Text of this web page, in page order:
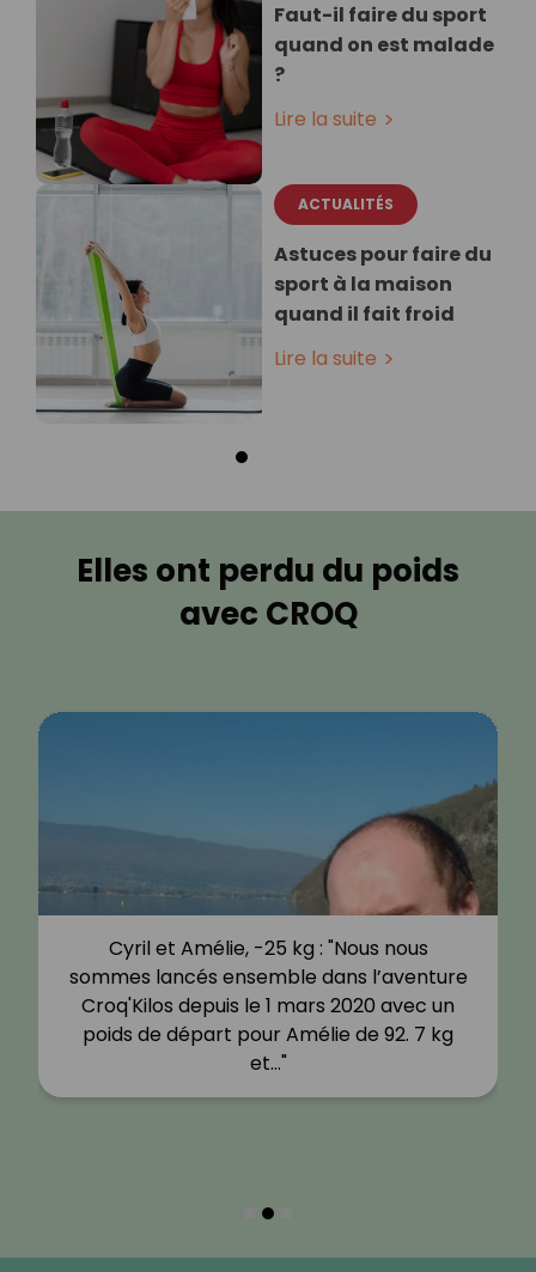
Faut-il faire du sport
quand on est malade
?
Lire la suite
ACTUALITÉS
Astuces pour faire du
sport à la maison
quand il fait froid
Lire la suite
Elles ont perdu du poids
avec CROQ
Cyril et Amélie, -25 kg : "Nous nous
sommes lancés ensemble dans l’aventure
Croq'Kilos depuis le 1 mars 2020 avec un
poids de départ pour Amélie de 92. 7 kg
et…"